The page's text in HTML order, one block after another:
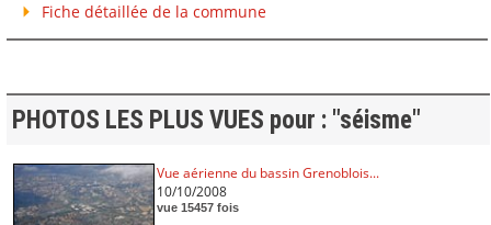
Fiche détaillée de la commune
PHOTOS LES PLUS VUES pour : "séisme"
Vue aérienne du bassin Grenoblois...
10/10/2008
vue 15457 fois